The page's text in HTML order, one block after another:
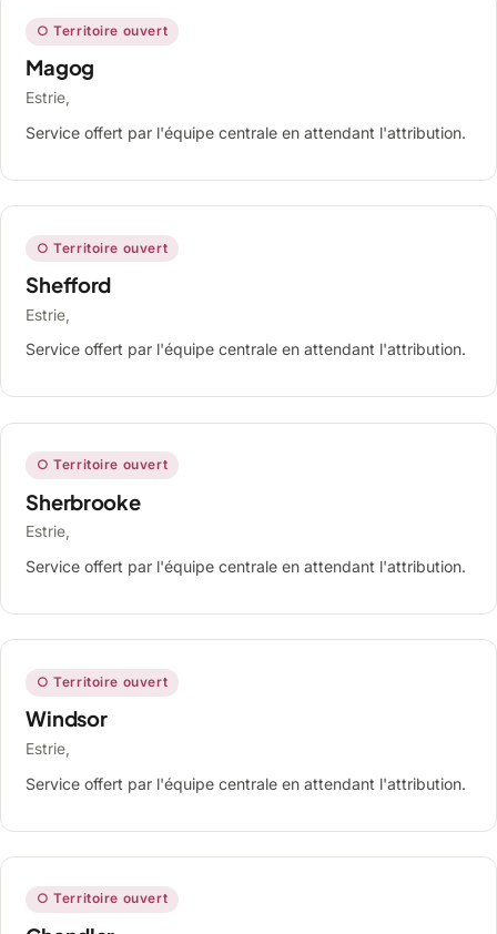
○ Territoire ouvert
Magog
Estrie,
Service offert par l'équipe centrale en attendant l'attribution.
○ Territoire ouvert
Shefford
Estrie,
Service offert par l'équipe centrale en attendant l'attribution.
○ Territoire ouvert
Sherbrooke
Estrie,
Service offert par l'équipe centrale en attendant l'attribution.
○ Territoire ouvert
Windsor
Estrie,
Service offert par l'équipe centrale en attendant l'attribution.
○ Territoire ouvert